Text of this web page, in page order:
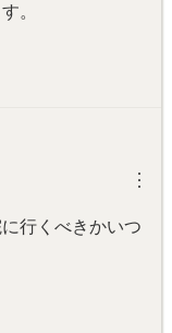
。
︙
行くべきかいつ